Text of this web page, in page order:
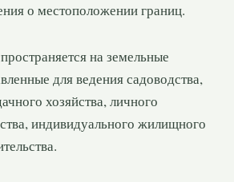
о местоположении границ.
на земельные
для ведения садоводства,
хозяйства, личного
индивидуального жилищного